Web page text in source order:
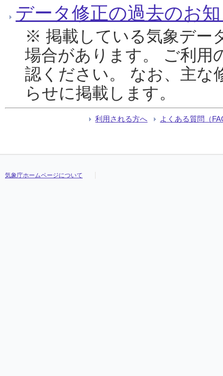
データ修正の過去のお
※ 掲載している気象デー
場合があります。 ご利用
認ください。 なお、主な
らせに掲載します。
利用される方へ よくある質問（
気象庁ホームページについて